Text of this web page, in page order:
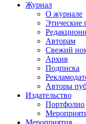
Журнал
О журнале
Этические
Авторам
Свежий
Архив
Подписка
Авторы
Издательство
Портфолио
Мероприятия